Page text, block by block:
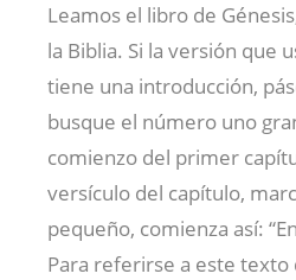
Leamos el libro de
la Biblia. Si la versión que
tiene una introducción,
busque el número uno
comienzo del primer
versículo del capítulo,
pequeño, comienza así:
Para referirse a este texto